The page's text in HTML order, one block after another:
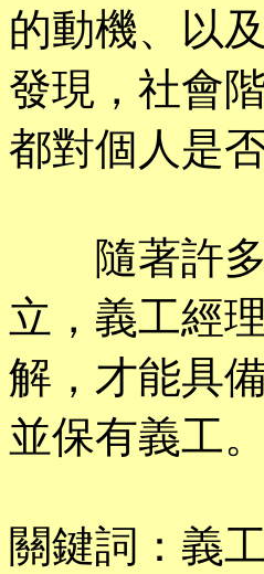
的動機、以
發現，社會
都對個人是
隨著許多
立，義工經
解，才能具
並保有義工。
關鍵詞：義